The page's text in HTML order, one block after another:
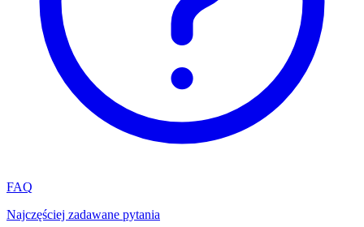
FAQ
Najczęściej zadawane pytania